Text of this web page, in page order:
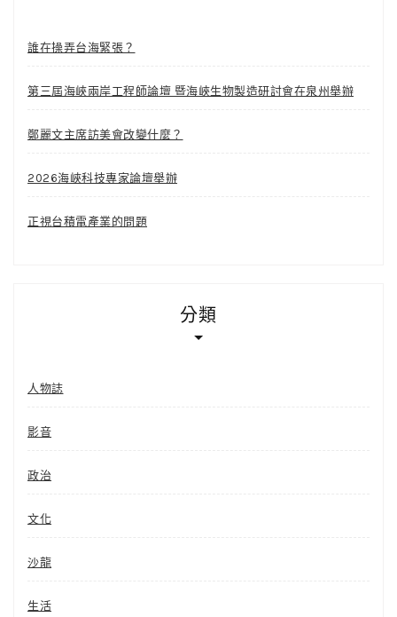
誰在操弄台海緊張？
第三屆海峽兩岸工程師論壇 暨海峽生物製造研討會在泉州舉辦
鄭麗文主席訪美會改變什麼？
2026海峽科技專家論壇舉辦
正視台積電產業的問題
分類
人物誌
影音
政治
文化
沙龍
生活